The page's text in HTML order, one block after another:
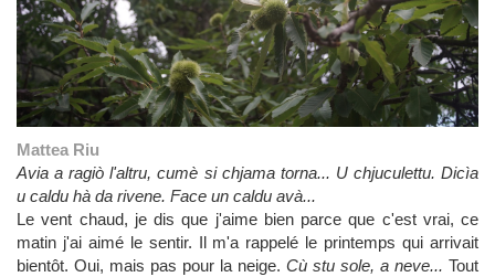
Mattea Riu
Avia a ragiò l'altru, cumè si chjama torna... U chjuculettu. Dicìa
u caldu hà da rivene. Face un caldu avà...
Le vent chaud, je dis que j'aime bien parce que c'est vrai, ce
matin j'ai aimé le sentir. Il m'a rappelé le printemps qui arrivait
bientôt. Oui, mais pas pour la neige. Cù stu sole, a neve... Tout